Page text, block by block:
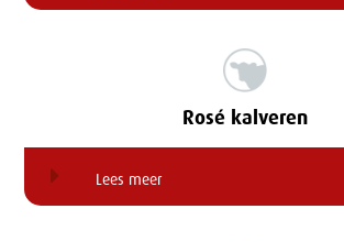
Rosé kalveren
Lees meer